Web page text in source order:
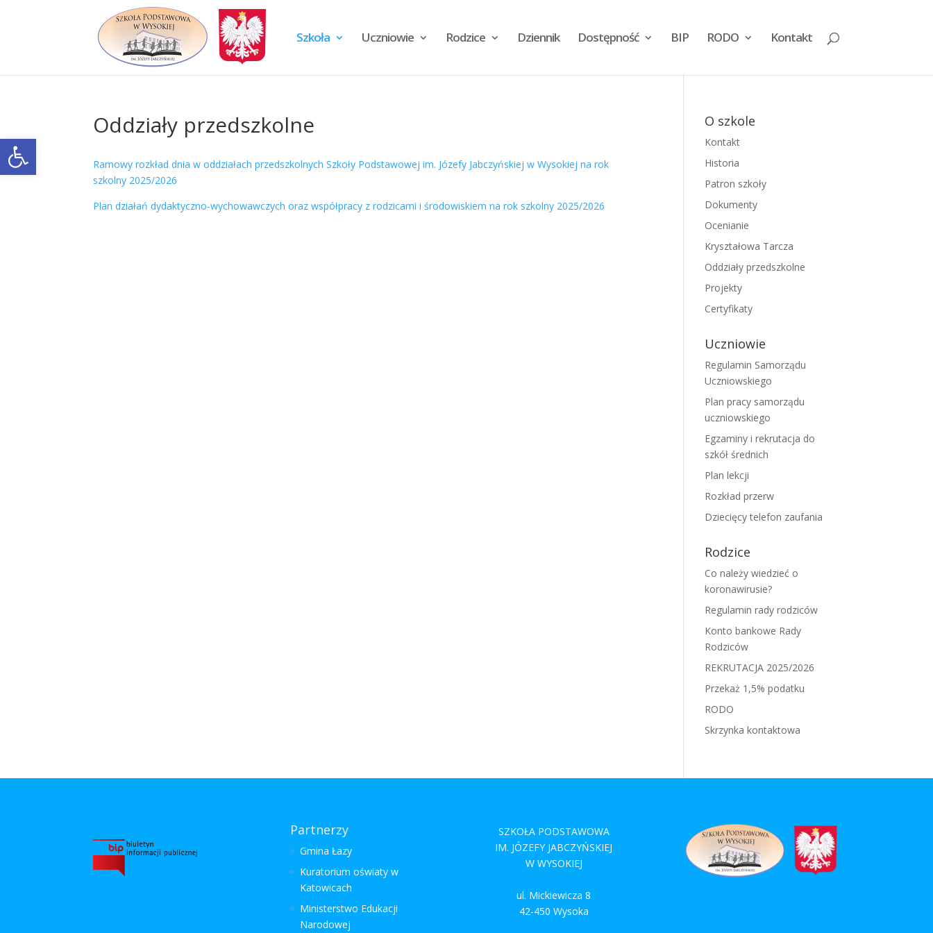
Otwórz pasek narzędzi
Szkoła Uczniowie Rodzice Dziennik Dostępność BIP RODO Kontakt
Oddziały przedszkolne
Ramowy rozkład dnia w oddziałach przedszkolnych Szkoły Podstawowej im. Józefy Jabczyńskiej w Wysokiej na rok
szkolny 2025/2026
Plan działań dydaktyczno-wychowawczych oraz współpracy z rodzicami i środowiskiem na rok szkolny 2025/2026
O szkole
Kontakt
Historia
Patron szkoły
Dokumenty
Ocenianie
Kryształowa Tarcza
Oddziały przedszkolne
Projekty
Certyfikaty
Uczniowie
Regulamin Samorządu
Uczniowskiego
Plan pracy samorządu
uczniowskiego
Egzaminy i rekrutacja do
szkół średnich
Plan lekcji
Rozkład przerw
Dziecięcy telefon zaufania
Rodzice
Co należy wiedzieć o
koronawirusie?
Regulamin rady rodziców
Konto bankowe Rady
Rodziców
REKRUTACJA 2025/2026
Przekaż 1,5% podatku
RODO
Skrzynka kontaktowa
Partnerzy
Gmina Łazy
Kuratorium oświaty w
Katowicach
Ministerstwo Edukacji
Narodowej
SZKOŁA PODSTAWOWA
IM. JÓZEFY JABCZYŃSKIEJ
W WYSOKIEJ
ul. Mickiewicza 8
42-450 Wysoka